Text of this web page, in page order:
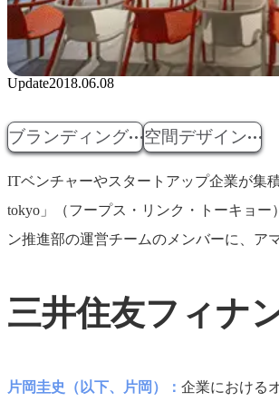
Update2018.06.08
ブランディング 空間デザイン
ITベンチャーやスタートアップ企業が集
tokyo」（フープス・リンク・トーキョ
ン推進部の運営チームのメンバーに、ア
三井住友フィナ
片岡圭史（以下、片岡）： 企業における